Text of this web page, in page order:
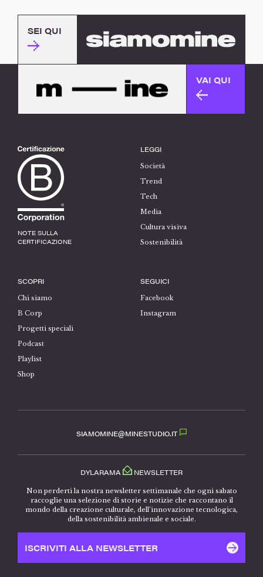
SEI QUI
VAI QUI
NOTE SULLA
CERTIFICAZIONE
LEGGI
Società
Trend
Tech
Media
Cultura visiva
Sostenibilità
SCOPRI
Chi siamo
B Corp
Progetti speciali
Podcast
Playlist
Shop
SEGUICI
Facebook
Instagram
SIAMOMINE@MINESTUDIO.IT
DYLARAMA NEWSLETTER
Non perderti la nostra newsletter settimanale che ogni sabato
raccoglie una selezione di storie e notizie che raccontano il
mondo della creazione culturale, dell’innovazione tecnologica,
della sostenibilità ambienale e sociale.
ISCRIVITI ALLA NEWSLETTER